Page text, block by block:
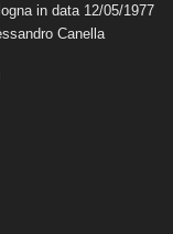
in data 12/05/1977
Canella